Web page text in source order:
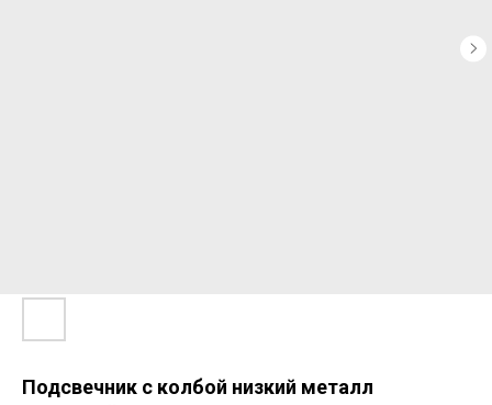
Подсвечник с колбой низкий металл